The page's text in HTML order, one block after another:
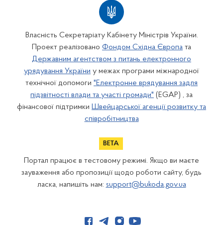
Власність Секретаріату Кабінету Міністрів України.
Проект реалізовано Фондом Східна Європа та
Державним агентством з питань електронного
урядування України у межах програми міжнародної
технічної допомоги "Електронне врядування задля
підзвітності влади та участі громади" (EGAP) , за
фінансової підтримки Швейцарської агенції розвитку та
співробітництва
Портал працює в тестовому режимі. Якщо ви маєте
зауваження або пропозиції щодо роботи сайту, будь
ласка, напишіть нам: support@bukoda.gov.ua